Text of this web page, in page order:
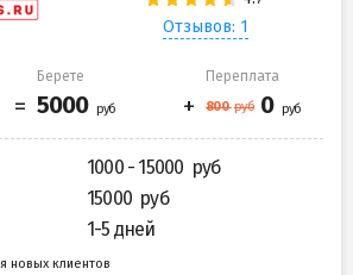
Отзывов: 1
Берете Переплата
1000 - 15000
15000
1-5 дней
новых клиентов